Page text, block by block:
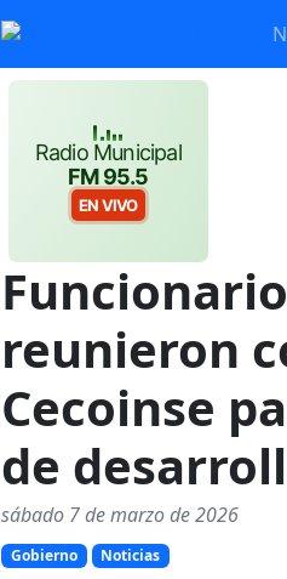
Radio Municipal
FM 95.5
EN VIVO
reunieron
Cecoinse
de
sábado 7 de marzo de 2026
Gobierno Noticias